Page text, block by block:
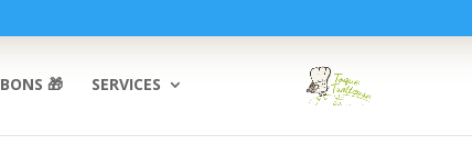
BONS 🎁 SERVICES